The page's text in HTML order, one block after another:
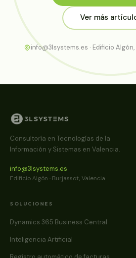
Ver más
info@3lsystems.es · Edificio
Consultoría en Tecnologías de la
Información y Sistemas en Valencia.
info@3lsystems.es
Edificio Algón · Burjassot, Valencia
SOLUCIONES
Dynamics 365 Business Central
Inteligencia Artificial